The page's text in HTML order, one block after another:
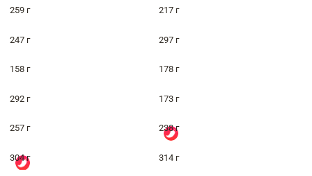
259 г 217 г
247 г 297 г
158 г 178 г
292 г 173 г
257 г 238 г
304 г 314 г